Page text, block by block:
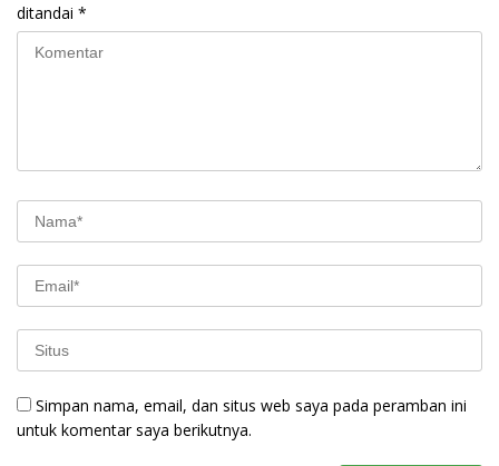
ditandai *
Simpan nama, email, dan situs web saya pada peramban ini
untuk komentar saya berikutnya.